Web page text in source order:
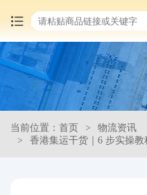
首页
中国商品代购
集运服务
当前位置：首页
物流资讯
香港集运干货｜6 步实操